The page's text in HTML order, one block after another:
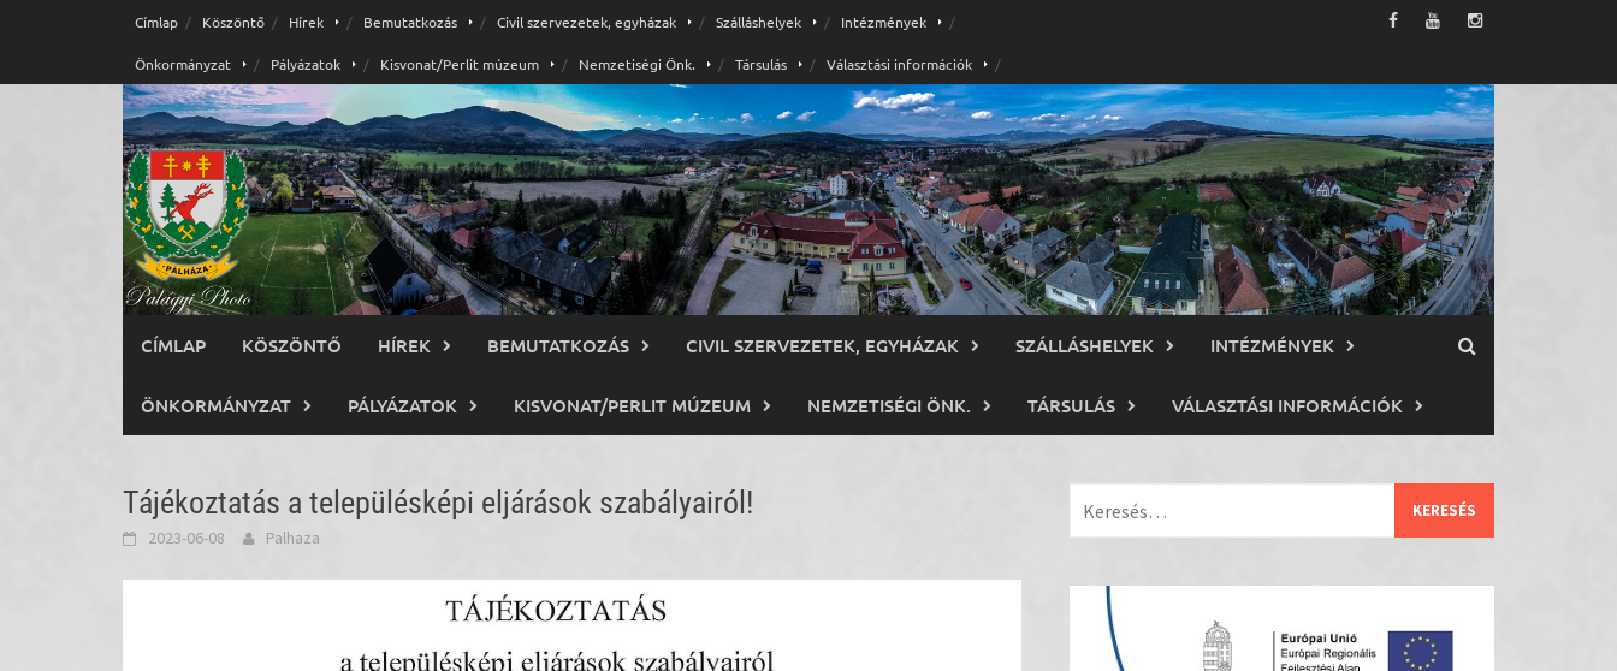
Címlap Köszöntő Hírek Bemutatkozás Civil szervezetek, egyházak Szálláshelyek Intézmények
Önkormányzat Pályázatok Kisvonat/Perlit múzeum Nemzetiségi Önk. Társulás Választási információk
CÍMLAP KÖSZÖNTŐ HÍREK BEMUTATKOZÁS CIVIL SZERVEZETEK, EGYHÁZAK SZÁLLÁSHELYEK INTÉZMÉNYEK
ÖNKORMÁNYZAT PÁLYÁZATOK KISVONAT/PERLIT MÚZEUM NEMZETISÉGI ÖNK. TÁRSULÁS VÁLASZTÁSI INFORMÁCIÓK
Tájékoztatás a településképi eljárások szabályairól!
2023-06-08 Palhaza
Keresés: